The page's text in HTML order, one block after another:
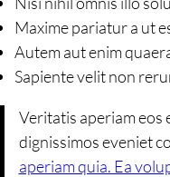
Maxime pariatur a ut
Autem aut enim
Sapiente velit non
Veritatis aperiam eos
dignissimos eveniet
aperiam quia. Ea